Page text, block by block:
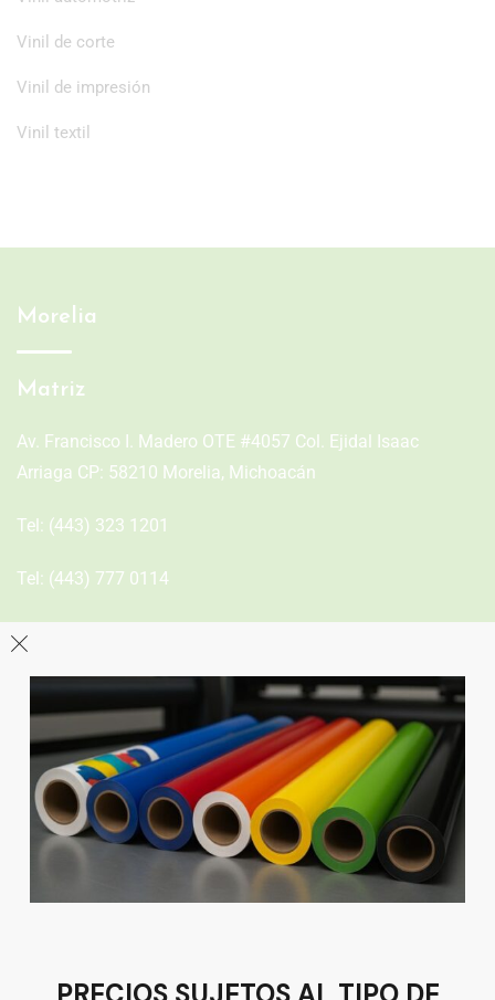
Vinil de corte
Vinil de impresión
Vinil textil
Morelia
Matriz
Av. Francisco I. Madero OTE #4057 Col. Ejidal Isaac
Arriaga CP: 58210 Morelia, Michoacán
Tel: (443) 323 1201
Tel: (443) 777 0114
León
Sucursal
Av del Astillero 129 Centro bodeguero Las Trojes León,
Guanajuato
Tel:(477) 776 8994